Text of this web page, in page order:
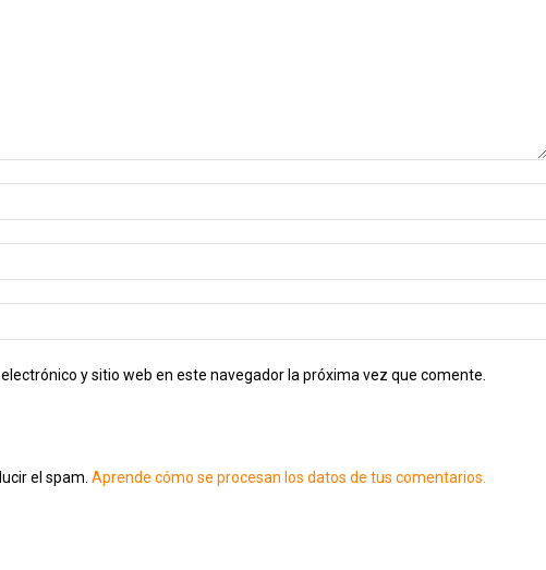
y sitio web en este navegador la próxima vez que comente.
el spam. Aprende cómo se procesan los datos de tus comentarios.